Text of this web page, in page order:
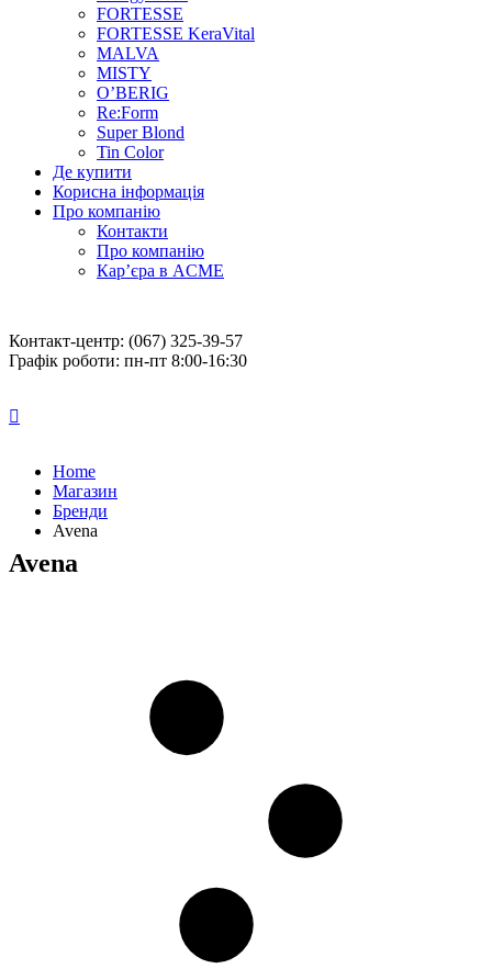
FORTESSE
FORTESSE KeraVital
MALVA
MISTY
O’BERIG
Re:Form
Super Blond
Tin Color
Де купити
Корисна інформація
Про компанію
Контакти
Про компанію
Кар’єра в ACME
Контакт-центр: (067) 325-39-57
Графік роботи: пн-пт 8:00-16:30
Home
Магазин
Бренди
Avena
Avena